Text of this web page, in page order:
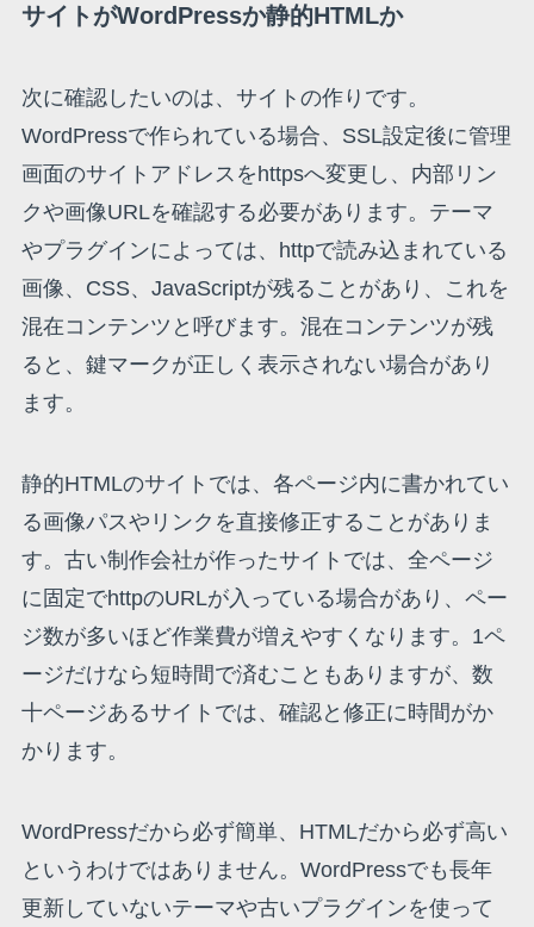
サイトがWordPressか静的HTMLか
次に確認したいのは、サイトの作りです。
WordPressで作られている場合、SSL設定後に管理
画面のサイトアドレスをhttpsへ変更し、内部リン
クや画像URLを確認する必要があります。テーマ
やプラグインによっては、httpで読み込まれている
画像、CSS、JavaScriptが残ることがあり、これを
混在コンテンツと呼びます。混在コンテンツが残
ると、鍵マークが正しく表示されない場合があり
ます。
静的HTMLのサイトでは、各ページ内に書かれてい
る画像パスやリンクを直接修正することがありま
す。古い制作会社が作ったサイトでは、全ページ
に固定でhttpのURLが入っている場合があり、ペー
ジ数が多いほど作業費が増えやすくなります。1ペ
ージだけなら短時間で済むこともありますが、数
十ページあるサイトでは、確認と修正に時間がか
かります。
WordPressだから必ず簡単、HTMLだから必ず高い
というわけではありません。WordPressでも長年
更新していないテーマや古いプラグインを使って